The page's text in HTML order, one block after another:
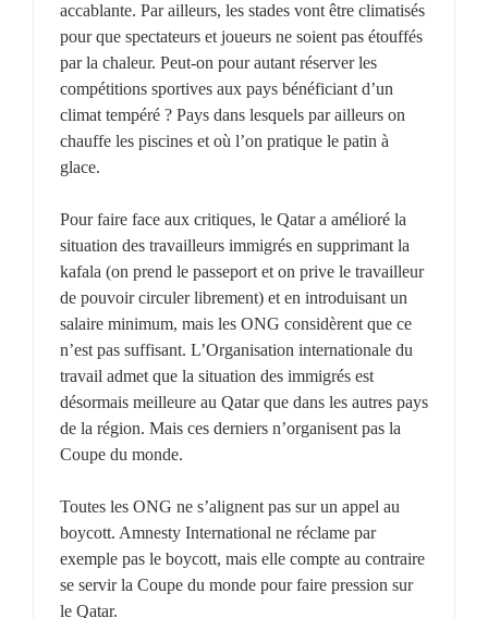
accablante. Par ailleurs, les stades vont être climatisés
pour que spectateurs et joueurs ne soient pas étouffés
par la chaleur. Peut-on pour autant réserver les
compétitions sportives aux pays bénéficiant d’un
climat tempéré ? Pays dans lesquels par ailleurs on
chauffe les piscines et où l’on pratique le patin à
glace.
Pour faire face aux critiques, le Qatar a amélioré la
situation des travailleurs immigrés en supprimant la
kafala (on prend le passeport et on prive le travailleur
de pouvoir circuler librement) et en introduisant un
salaire minimum, mais les ONG considèrent que ce
n’est pas suffisant. L’Organisation internationale du
travail admet que la situation des immigrés est
désormais meilleure au Qatar que dans les autres pays
de la région. Mais ces derniers n’organisent pas la
Coupe du monde.
Toutes les ONG ne s’alignent pas sur un appel au
boycott. Amnesty International ne réclame par
exemple pas le boycott, mais elle compte au contraire
se servir la Coupe du monde pour faire pression sur
le Qatar.